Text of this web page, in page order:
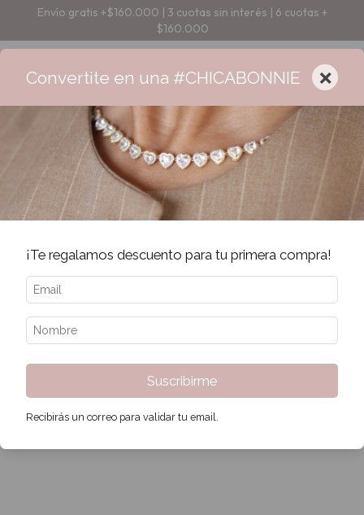
Envío gratis +$160.000 | 3 cuotas sin interés | 6 cuotas +
$160.000
Convertite en una #CHICABONNIE ×
¡Te regalamos descuento para tu primera compra!
Suscribirme
Recibirás un correo para validar tu email.